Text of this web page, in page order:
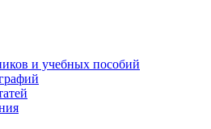
и учебных пособий